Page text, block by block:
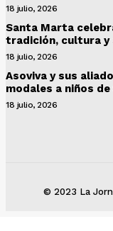
18 julio, 2026
Santa Marta
tradición, cultura y
18 julio, 2026
Asoviva y sus
modales a niños
18 julio, 2026
© 2023 La